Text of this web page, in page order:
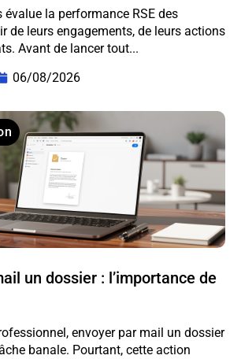
évalue la performance RSE des
de leurs engagements, de leurs actions
Avant de lancer tout...
06/08/2026
un dossier : l’importance de
envoyer par mail un dossier
banale. Pourtant, cette action